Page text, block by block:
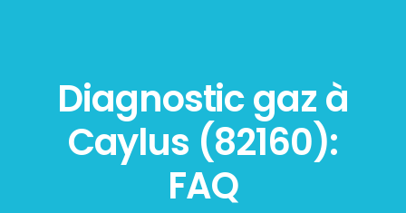
Diagnostic gaz à
Caylus (82160):
FAQ